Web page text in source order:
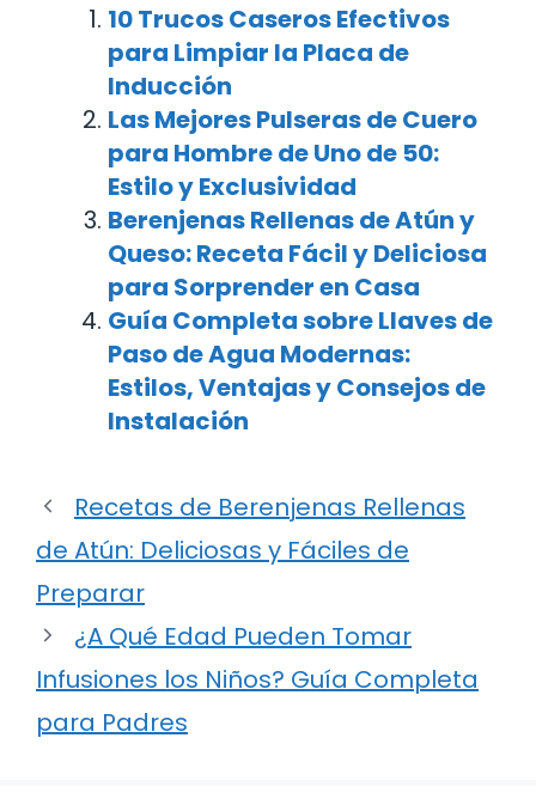
10 Trucos Caseros Efectivos
para Limpiar la Placa de
Inducción
Las Mejores Pulseras de Cuero
para Hombre de Uno de 50:
Estilo y Exclusividad
Berenjenas Rellenas de Atún y
Queso: Receta Fácil y Deliciosa
para Sorprender en Casa
Guía Completa sobre Llaves de
Paso de Agua Modernas:
Estilos, Ventajas y Consejos de
Instalación
Recetas de Berenjenas Rellenas
de Atún: Deliciosas y Fáciles de
Preparar
¿A Qué Edad Pueden Tomar
Infusiones los Niños? Guía Completa
para Padres